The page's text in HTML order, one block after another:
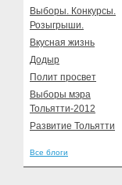
Выборы. Конкурсы.
Розыгрыши.
Вкусная жизнь
Додыр
Полит просвет
Выборы мэра
Тольятти-2012
Развитие Тольятти
Все блоги